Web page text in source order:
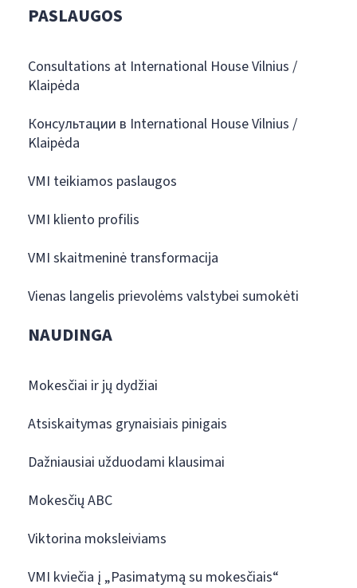
PASLAUGOS
Consultations at International House Vilnius /
Klaipėda
Консультации в International House Vilnius /
Klaipėda
VMI teikiamos paslaugos
VMI kliento profilis
VMI skaitmeninė transformacija
Vienas langelis prievolėms valstybei sumokėti
NAUDINGA
Mokesčiai ir jų dydžiai
Atsiskaitymas grynaisiais pinigais
Dažniausiai užduodami klausimai
Mokesčių ABC
Viktorina moksleiviams
VMI kviečia į „Pasimatymą su mokesčiais“